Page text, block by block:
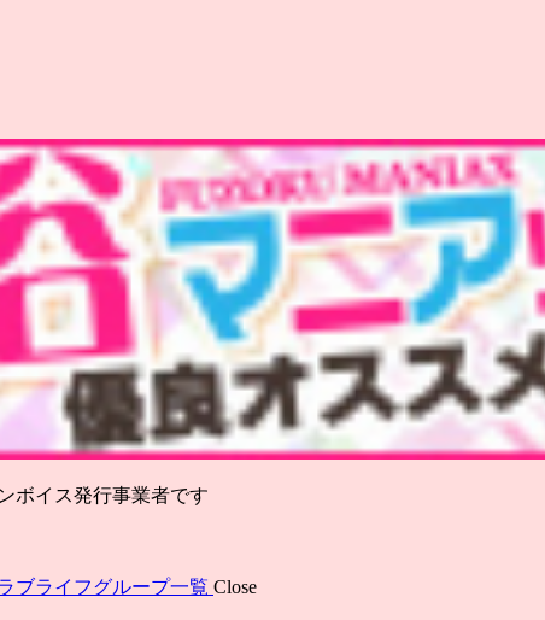
ボイス発行事業者です
ブライフグループ一覧 Close